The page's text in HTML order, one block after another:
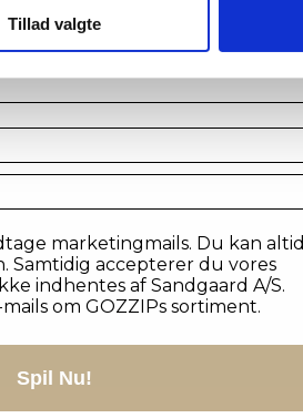
Tillad valgte
chancen til at vinde en præmie
dig vores VIP-klub
marketingmails. Du kan altid
Samtidig accepterer du vores
indhentes af Sandgaard A/S.
om GOZZIPs sortiment.
Spil Nu!